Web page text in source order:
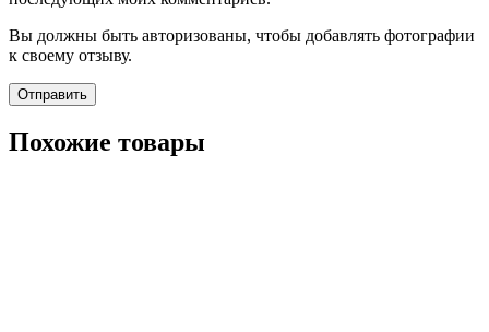
Вы должны быть авторизованы, чтобы добавлять фотографии
к своему отзыву.
Похожие товары